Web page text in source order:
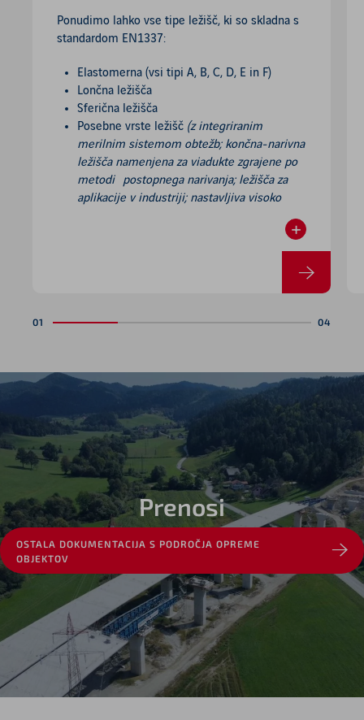
Ponudimo lahko vse tipe ležišč, ki so skladna s
standardom EN1337:
Elastomerna (vsi tipi A, B, C, D, E in F)
Lončna ležišča
Sferična ležišča
Posebne vrste ležišč (z integriranim
merilnim sistemom obtežb; končna-narivna
ležišča namenjena za viadukte zgrajene po
metodi postopnega narivanja; ležišča za
aplikacije v industriji; nastavljiva visoko
Readmore
+
Prenosi
OSTALA DOKUMENTACIJA S PODROČJA OPREME
OBJEKTOV